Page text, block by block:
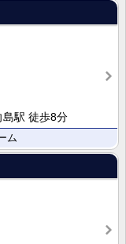
島駅 徒歩8分
ム